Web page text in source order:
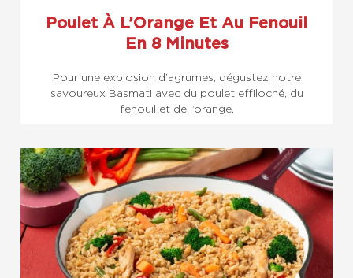
Poulet À L’Orange Et Au Fenouil
En 8 Minutes
Pour une explosion d’agrumes, dégustez notre
savoureux Basmati avec du poulet effiloché, du
fenouil et de l’orange.